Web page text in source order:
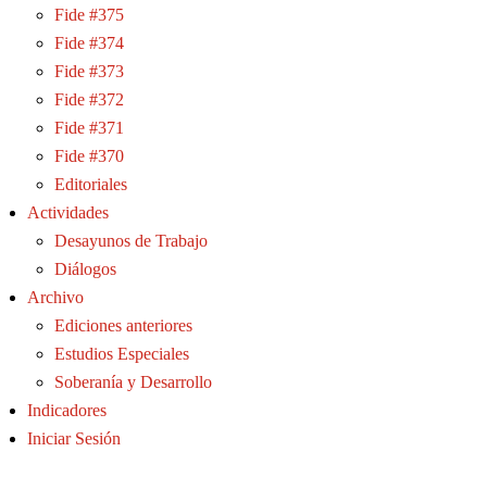
Fide #375
Fide #374
Fide #373
Fide #372
Fide #371
Fide #370
Editoriales
Actividades
Desayunos de Trabajo
Diálogos
Archivo
Ediciones anteriores
Estudios Especiales
Soberanía y Desarrollo
Indicadores
Iniciar Sesión